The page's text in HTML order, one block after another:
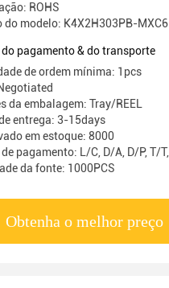
ROHS
do modelo: K4X2H303PB-MXC6
do pagamento & do transporte
de ordem mínima: 1pcs
da embalagem: Tray/REEL
entrega: 3-15days
em estoque: 8000
pagamento: L/C, D/A, D/P, T/
da fonte: 1000PCS
Obtenha o melhor preço